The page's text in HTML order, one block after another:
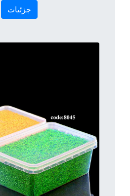
جزئیات